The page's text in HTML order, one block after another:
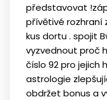
představovat
přívětivé rozhraní
kus dortu . spojit
vyzvednout proč
číslo 92 pro jejich
astrologie
obdržet bonus a